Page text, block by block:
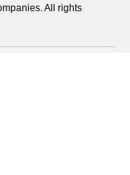
All rights